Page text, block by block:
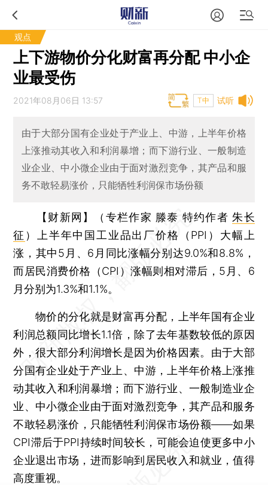
观点
上下游物价分化财富再分配 中小企
业最受伤
试听
2021年08月06日 13:57 T中
由于大部分国有企业处于产业上、中游，上半年价格
上涨推动其收入和利润暴增；而下游行业、一般制造
业企业、中小微企业由于面对激烈竞争，其产品和服
务不敢轻易涨价，只能牺牲利润保市场份额
【财新网】（专栏作家 滕泰 特约作者朱长
征 ）
上半年中国工业品出厂价格（PPI）大幅上
涨，其中5月、6月同比涨幅分别达9.0%和8.8%，
而居民消费价格（CPI）涨幅则相对滞后，5月、6
月分别为1.3%和1.1%。
物价的分化就是财富再分配，上半年国有企业
利润总额同比增长1.1倍，除了去年基数较低的原因
外，很大部分利润增长是因为价格因素。由于大部
分国有企业处于产业上、中游，上半年价格上涨推
动其收入和利润暴增；而下游行业、一般制造业企
业、中小微企业由于面对激烈竞争，其产品和服务
不敢轻易涨价，只能牺牲利润保市场份额——如果
CPI滞后于PPI持续时间较长，可能会迫使更多中小
企业退出市场，进而影响到居民收入和就业，值得
高度重视。